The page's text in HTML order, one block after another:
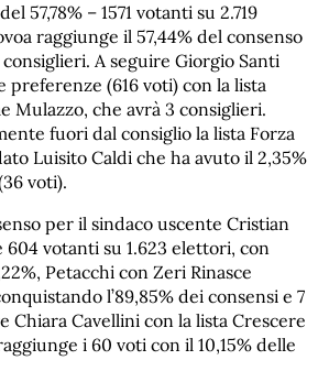
57,78% – 1571 votanti su 2.719
raggiunge il 57,44% del consenso
A seguire Giorgio Santi
preferenze (616 voti) con la lista
Mulazzo, che avrà 3 consiglieri.
fuori dal consiglio la lista Forza
Luisito Caldi che ha avuto il 2,35%
voti).
per il sindaco uscente Cristian
604 votanti su 1.623 elettori, con
Petacchi con Zeri Rinasce
l’89,85% dei consensi e 7
Chiara Cavellini con la lista Crescere
i 60 voti con il 10,15% delle